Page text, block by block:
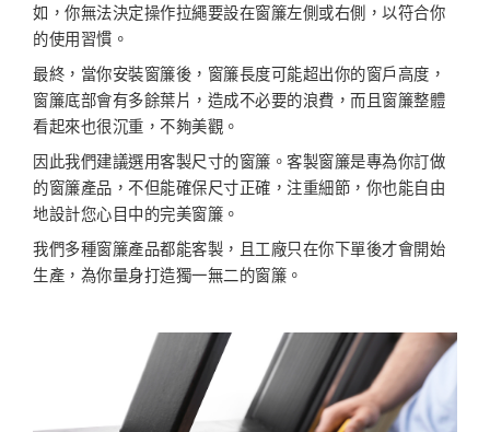
如，你無法決定操作拉繩要設在窗簾左側或右側，以符合你
的使用習慣。
最終，當你安裝窗簾後，窗簾長度可能超出你的窗戶高度，
窗簾底部會有多餘葉片，造成不必要的浪費，而且窗簾整體
看起來也很沉重，不夠美觀。
因此我們建議選用客製尺寸的窗簾。客製窗簾是專為你訂做
的窗簾產品，不但能確保尺寸正確，注重細節，你也能自由
地設計您心目中的完美窗簾。
我們多種窗簾產品都能客製，且工廠只在你下單後才會開始
生產，為你量身打造獨一無二的窗簾。